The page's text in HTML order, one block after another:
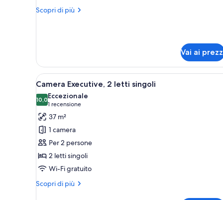
king
Scopri di più
Altri
king
(Turin
Suite)
Vai ai
Apri
tutte
le
foto
per
Camera
Executive,
2
letti
singoli
Una camera d'albergo con
8
Camera Executive, 2 letti singoli
10,010,0 su 10
Eccezionale
1 recensione
(1
recensione)
37 m²
1 camera
Per 2 persone
2 letti singoli
Wi-Fi gratuito
Scopri di più
Altri